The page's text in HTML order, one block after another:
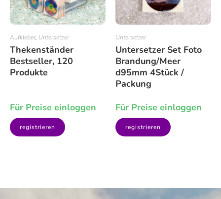
Aufkleber, Untersetzer
Thekenständer
Bestseller, 120
Produkte
Für Preise einloggen
registrieren
Untersetzer
Untersetzer Set Foto
Brandung/Meer
d95mm 4Stück /
Packung
Für Preise einloggen
registrieren